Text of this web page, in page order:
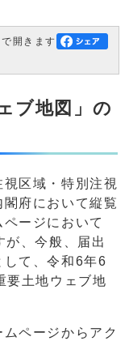
開きます
ブ地図」の
区域・特別注視
府において縦覧
ージにおいて
が、今般、届出
して、令和6年6
要土地ウェブ地
ページからアク